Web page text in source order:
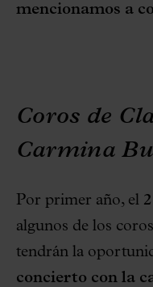
mencionamos a
Coros de
Carmina
Por primer año, el
algunos de los
tendrán la
concierto con la